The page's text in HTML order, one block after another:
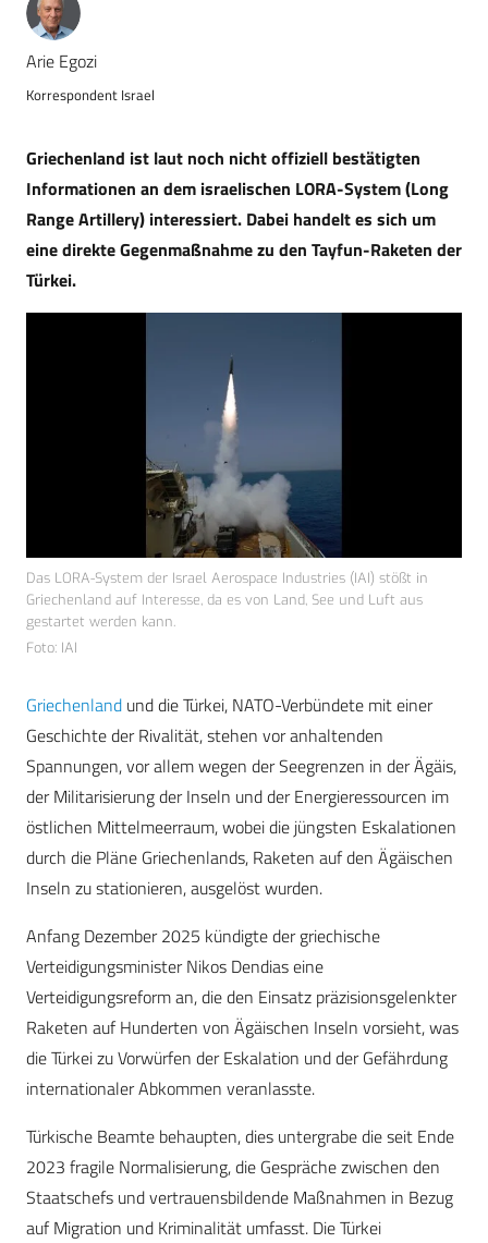
Arie Egozi
Korrespondent Israel
Griechenland ist laut noch nicht offiziell bestätigten
Informationen an dem israelischen LORA-System (Long
Range Artillery) interessiert. Dabei handelt es sich um
eine direkte Gegenmaßnahme zu den Tayfun-Raketen der
Türkei.
Das LORA-System der Israel Aerospace Industries (IAI) stößt in
Griechenland auf Interesse, da es von Land, See und Luft aus
gestartet werden kann.
Foto: IAI
Griechenland und die Türkei, NATO-Verbündete mit einer
Geschichte der Rivalität, stehen vor anhaltenden
Spannungen, vor allem wegen der Seegrenzen in der Ägäis,
der Militarisierung der Inseln und der Energieressourcen im
östlichen Mittelmeerraum, wobei die jüngsten Eskalationen
durch die Pläne Griechenlands, Raketen auf den Ägäischen
Inseln zu stationieren, ausgelöst wurden.
Anfang Dezember 2025 kündigte der griechische
Verteidigungsminister Nikos Dendias eine
Verteidigungsreform an, die den Einsatz präzisionsgelenkter
Raketen auf Hunderten von Ägäischen Inseln vorsieht, was
die Türkei zu Vorwürfen der Eskalation und der Gefährdung
internationaler Abkommen veranlasste.
Türkische Beamte behaupten, dies untergrabe die seit Ende
2023 fragile Normalisierung, die Gespräche zwischen den
Staatschefs und vertrauensbildende Maßnahmen in Bezug
auf Migration und Kriminalität umfasst. Die Türkei